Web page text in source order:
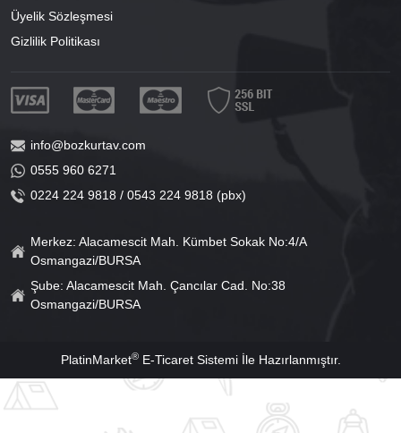
Üyelik Sözleşmesi
Gizlilik Politikası
info@bozkurtav.com
0555 960 6271
0224 224 9818 / 0543 224 9818 (pbx)
Merkez: Alacamescit Mah. Kümbet Sokak No:4/A
Osmangazi/BURSA
Şube: Alacamescit Mah. Çancılar Cad. No:38
Osmangazi/BURSA
PlatinMarket®E-Ticaret Sistemiİle Hazırlanmıştır.